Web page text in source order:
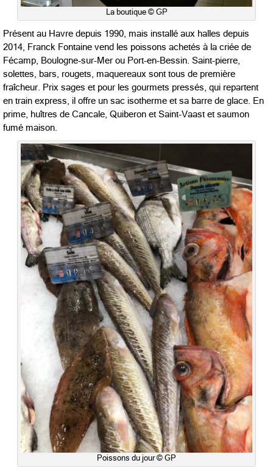
La boutique © GP
Présent au Havre depuis 1990, mais installé aux halles depuis
2014, Franck Fontaine vend les poissons achetés à la criée de
Fécamp, Boulogne-sur-Mer ou Port-en-Bessin. Saint-pierre,
solettes, bars, rougets, maquereaux sont tous de première
fraîcheur. Prix sages et pour les gourmets pressés, qui repartent
en train express, il offre un sac isotherme et sa barre de glace. En
prime, huîtres de Cancale, Quiberon et Saint-Vaast et saumon
fumé maison.
Poissons du jour © GP